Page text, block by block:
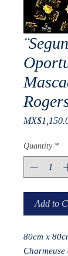
Quantity *
Add to
80cm x